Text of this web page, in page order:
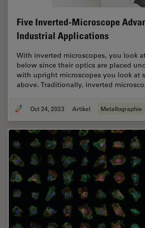
Five Inverted-Microscope
Industrial Applications
With inverted microscopes, you look
below since their optics are placed
with upright microscopes you look at
above. Traditionally, inverted
Oct 24, 2023 Artikel Metallographie